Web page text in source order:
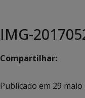
IMG-
Compartilhar:
Publicado em 29 maio